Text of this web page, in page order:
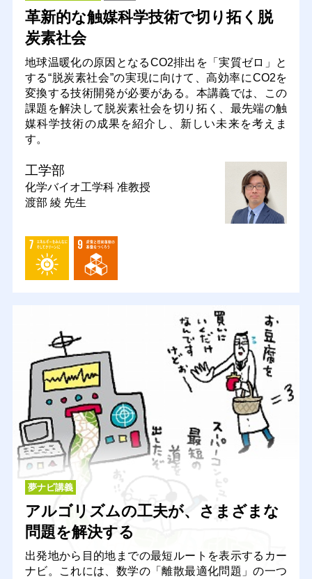
革新的な触媒科学技術で切り拓く脱
炭素社会
地球温暖化の原因となるCO2排出を「実質ゼロ」と
する“脱炭素社会”の実現に向けて、高効率にCO2を
変換する技術開発が必要がある。本講義では、この
課題を解決して脱炭素社会を切り拓く、最先端の触
媒科学技術の成果を紹介し、新しい未来を考えま
す。
工学部
化学バイオ工学科 准教授
渡部 綾 先生
夢ナビ講義
アルゴリズムの工夫が、さまざまな
問題を解決する
出発地から目的地までの最短ルートを表示するカー
ナビ。これには、数学の「離散最適化問題」の一つ